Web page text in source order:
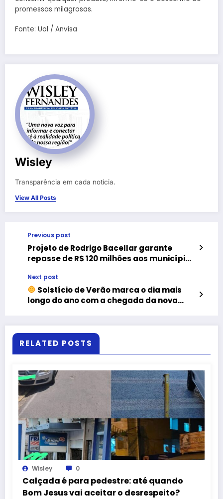
promessas milagrosas.
Fonte: Uol / Anvisa
Wisley
Transparência em cada notícia.
View All Posts
Previous post
Projeto de Rodrigo Bacellar garante
repasse de R$ 120 milhões aos municípios
Next post
Solstício de Verão marca o dia mais
longo do ano com a chegada da nova
RELATED POSTS
Wisley 0
Calçada é para pedestre: até quando
Bom Jesus vai aceitar o desrespeito?